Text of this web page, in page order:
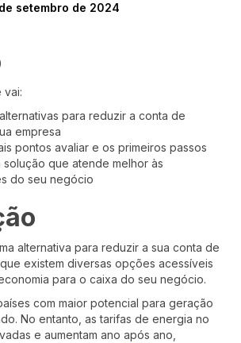
vai:
para reduzir a conta de
empresa
pontos avaliar e os primeiros passos
solução que atende melhor às
do seu negócio
alternativa para reduzir a sua conta de
existem diversas opções acessíveis
para o caixa do seu negócio.
com maior potencial para geração
No entanto, as tarifas de energia no
e aumentam ano após ano,
setembro de 2024